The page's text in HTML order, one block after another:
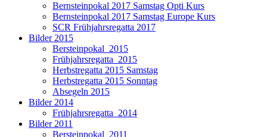
Bernsteinpokal 2017 Samstag Opti Kurs
Bernsteinpokal 2017 Samstag Europe Kurs
SCR Frühjahrsregatta 2017
Bilder 2015
Bersteinpokal_2015
Frühjahrsregatta_2015
Herbstregatta 2015 Samstag
Herbstregatta 2015 Sonntag
Absegeln 2015
Bilder 2014
Frühjahrsregatta_2014
Bilder 2011
Bersteinpokal_2011